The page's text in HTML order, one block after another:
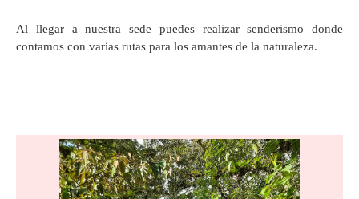
Al llegar a nuestra sede puedes realizar senderismo donde
contamos con varias rutas para los amantes de la naturaleza.